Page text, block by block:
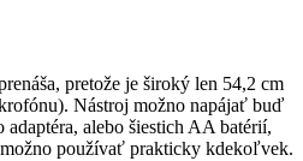
pretože je široký len 54,2 cm
Nástroj možno napájať buď
alebo šiestich AA batérií,
používať prakticky kdekoľvek.